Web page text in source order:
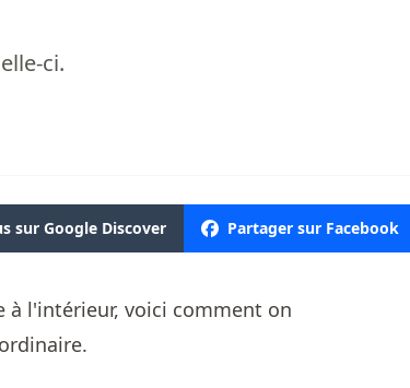
ci.
sur Google Discover Partager sur Facebook
l'intérieur, voici comment on